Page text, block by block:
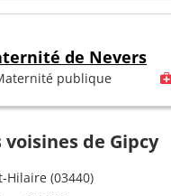
de Nevers
publique
voisines de Gipcy
Hilaire (03440)